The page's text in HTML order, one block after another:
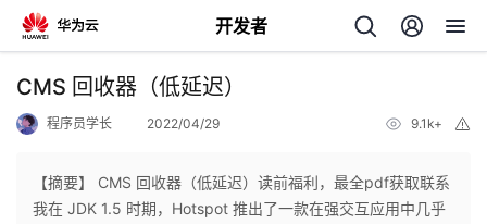
开发者
返
CMS 回收器（低延迟）
程序员学长 2022/04/29 9.1k+
【摘要】 CMS 回收器（低延迟）读前福利，最全pdf获取联系
我在 JDK 1.5 时期，Hotspot 推出了一款在强交互应用中几乎